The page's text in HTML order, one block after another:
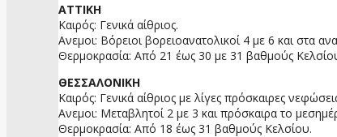
ΑΤΤΙΚΗ
Καιρός: Γενικά αίθριος.
Ανεμοι: Βόρειοι βορειοανατολικοί 4 με 6 και στα
Θερμοκρασία: Από 21 έως 30 με 31 βαθμούς
ΘΕΣΣΑΛΟΝΙΚΗ
Καιρός: Γενικά αίθριος με λίγες πρόσκαιρες
Ανεμοι: Μεταβλητοί 2 με 3 και πρόσκαιρα το
Θερμοκρασία: Από 18 έως 31 βαθμούς Κελσίου.